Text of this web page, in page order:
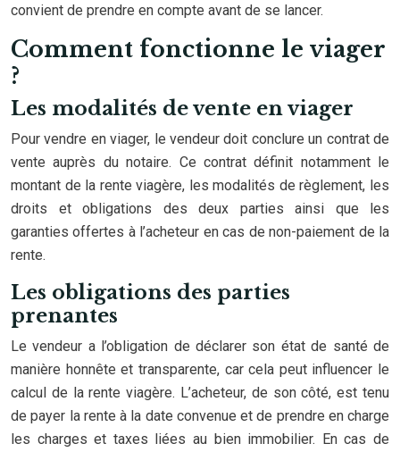
convient de prendre en compte avant de se lancer.
Comment fonctionne le viager
?
Les modalités de vente en viager
Pour vendre en viager, le vendeur doit conclure un contrat de
vente auprès du notaire. Ce contrat définit notamment le
montant de la rente viagère, les modalités de règlement, les
droits et obligations des deux parties ainsi que les
garanties offertes à l’acheteur en cas de non-paiement de la
rente.
Les obligations des parties
prenantes
Le vendeur a l’obligation de déclarer son état de santé de
manière honnête et transparente, car cela peut influencer le
calcul de la rente viagère. L’acheteur, de son côté, est tenu
de payer la rente à la date convenue et de prendre en charge
les charges et taxes liées au bien immobilier. En cas de